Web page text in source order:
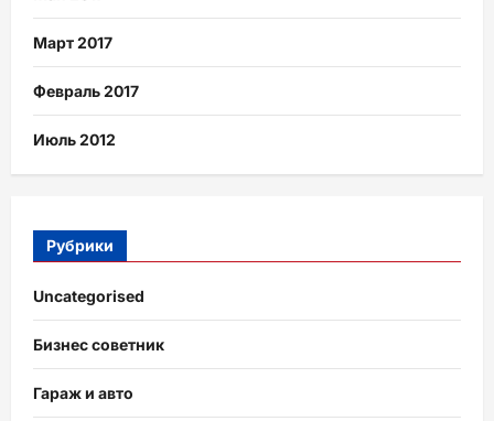
Март 2017
Февраль 2017
Июль 2012
Рубрики
Uncategorised
Бизнес советник
Гараж и авто